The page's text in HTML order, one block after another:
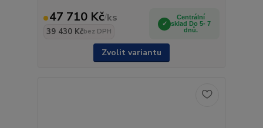
47 710 Kč/ks
39 430 Kčbez DPH
Centrální
sklad Do 5- 7
dnů.
Zvolit variantu